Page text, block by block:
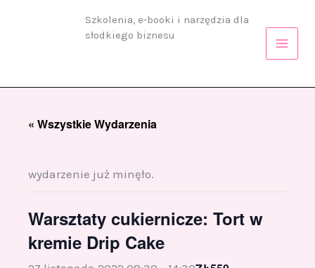
Szkolenia, e-booki i narzędzia dla
słodkiego biznesu
« Wszystkie Wydarzenia
wydarzenie już minęło.
Warsztaty cukiernicze: Tort w
kremie Drip Cake